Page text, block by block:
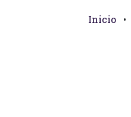
Inicio •